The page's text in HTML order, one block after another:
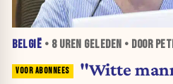
BELGIË • 8 UREN GELEDEN • DOOR
"Witte